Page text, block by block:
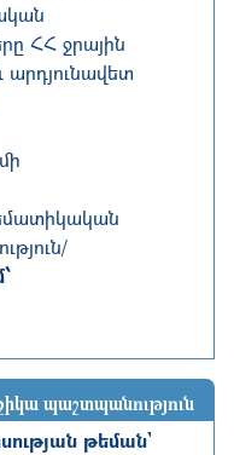
ՀՀ ջրային
պաշտպանություն
թեման`